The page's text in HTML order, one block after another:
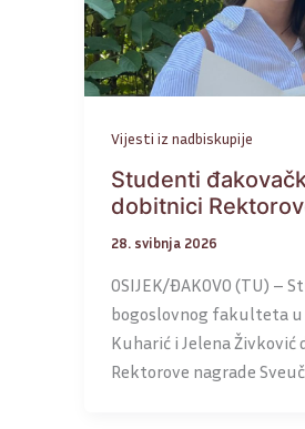
Vijesti iz nadbiskupije
Studenti
dobitnici
28. svibnja 2026
OSIJEK/ĐAKOVO (TU) –
bogoslovnog fakulteta
Kuharić i Jelena Živković
Rektorove nagrade